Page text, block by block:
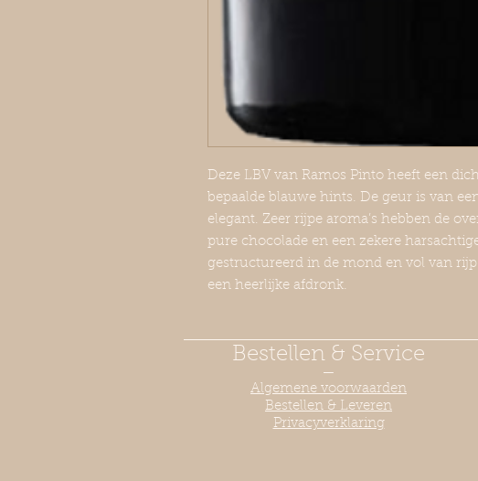
Deze LBV van Ramos Pinto heeft een
bepaalde blauwe hints. De geur is van
elegant. Zeer rijpe aroma’s hebben de
pure chocolade en een zekere
gestructureerd in de mond en vol van
een heerlijke afdronk.
Bestellen & Service
—
Algemene voorwaarden
Bestellen & Leveren
Privacyverklaring